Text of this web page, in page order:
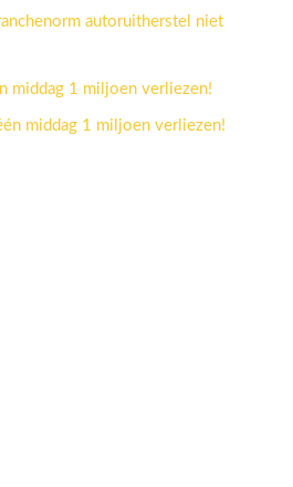
autoruitherstel niet
middag 1 miljoen verliezen!
middag 1 miljoen verliezen!